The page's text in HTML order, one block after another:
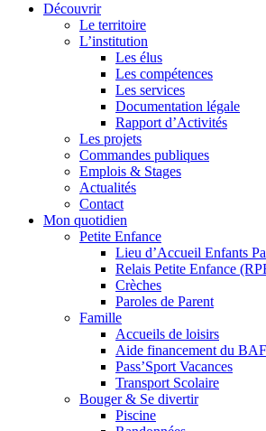
Découvrir
Le territoire
L’institution
Les élus
Les compétences
Les services
Documentation légale
Rapport d’Activités
Les projets
Commandes publiques
Emplois & Stages
Actualités
Contact
Mon quotidien
Petite Enfance
Lieu d’Accueil Enfants
Relais Petite Enfance
Crèches
Paroles de Parent
Famille
Accueils de loisirs
Aide financement du
Pass’Sport Vacances
Transport Scolaire
Bouger & Se divertir
Piscine